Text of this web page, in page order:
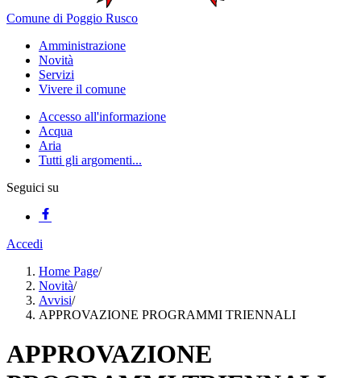
Comune di Poggio Rusco
Amministrazione
Novità
Servizi
Vivere il comune
Accesso all'informazione
Acqua
Aria
Tutti gli argomenti...
Seguici su
Accedi
Home Page/
Novità/
Avvisi/
APPROVAZIONE PROGRAMMI TRIENNALI
APPROVAZIONE